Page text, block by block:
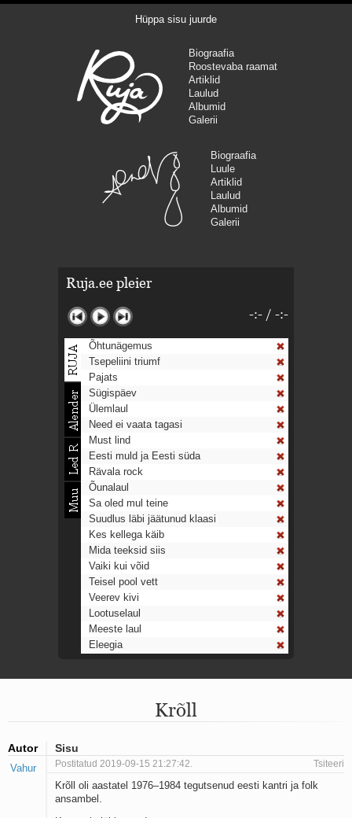
Hüppa sisu juurde
Biograafia
Roostevaba raamat
Artiklid
Laulud
Albumid
Galerii
Biograafia
Luule
Artiklid
Laulud
Albumid
Galerii
Ruja.ee pleier
-:- / -:-
Õhtunägemus
Tsepeliini triumf
Pajats
Sügispäev
Ülemlaul
Need ei vaata tagasi
Must lind
Eesti muld ja Eesti süda
Rävala rock
Õunalaul
Sa oled mul teine
Suudlus läbi jäätunud klaasi
Kes kellega käib
Mida teeksid siis
Vaiki kui võid
Teisel pool vett
Veerev kivi
Lootuselaul
Meeste laul
Eleegia
Ahtumine
Mu isamaa on minu arm
Aeg
Oota mind
Ih-ih-hii ja ah-ah-haa
Päikeselapsed
Krõll
Autor Sisu
Vahur Postitatud 2019-09-15 21:27:42. Tsiteeri
Krõll oli aastatel 1976–1984 tegutsenud eesti kantri ja folk
ansambel.